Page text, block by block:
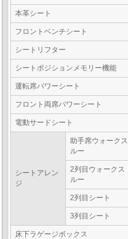
本革シート
フロントベンチシート
シートリフター
シートポジションメモリー機能
運転席パワーシート
フロント両席パワーシート
電動サードシート
シートアレン
ジ
助手席ウォークス
ルー
2列目ウォークス
ルー
2列目シート
3列目シート
床下ラゲージボックス